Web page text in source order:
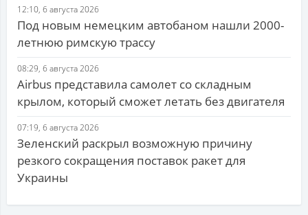
12:10, 6 августа 2026
Под новым немецким автобаном нашли 2000-
летнюю римскую трассу
08:29, 6 августа 2026
Airbus представила самолет со складным
крылом, который сможет летать без двигателя
07:19, 6 августа 2026
Зеленский раскрыл возможную причину
резкого сокращения поставок ракет для
Украины